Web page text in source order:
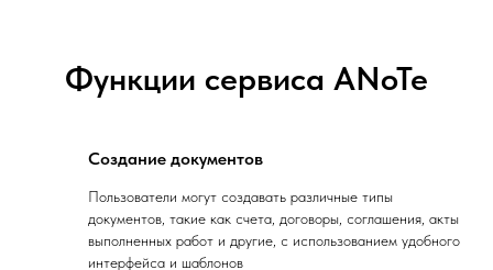
Функции сервиса ANoTe
Создание документов
Пользователи могут создавать различные типы
документов, такие как счета, договоры, соглашения, акты
выполненных работ и другие, с использованием удобного
интерфейса и шаблонов